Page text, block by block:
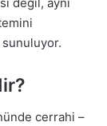
cerrahi –